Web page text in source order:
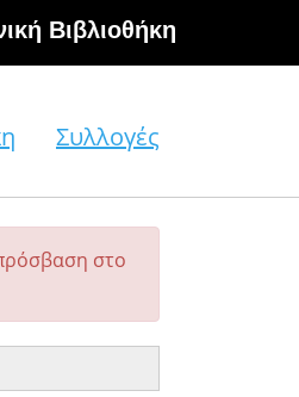
Βιβλιοθήκη
Συλλογές
στο